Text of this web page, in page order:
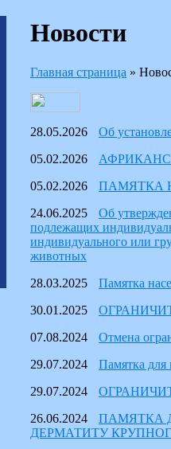
Новости
Главная страница »
28.05.2026
Об
05.02.2026
05.02.2026
ПАМЯТКА
24.06.2025
Об
подлежащих
индивидуального или
животных
28.03.2025
Памятка
30.01.2025
07.08.2024
Отмена
29.07.2024
Памятка для
29.07.2024
26.06.2024
ПАМЯТКА
ДЕРМАТИТУ